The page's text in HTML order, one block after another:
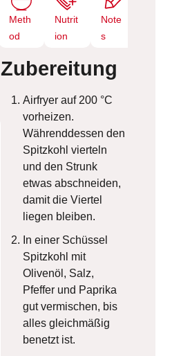
Meth
od
Nutrit
ion
Note
s
Zubereitung
Airfryer auf 200 °C
vorheizen.
Währenddessen den
Spitzkohl vierteln
und den Strunk
etwas abschneiden,
damit die Viertel
liegen bleiben.
In einer Schüssel
Spitzkohl mit
Olivenöl, Salz,
Pfeffer und Paprika
gut vermischen, bis
alles gleichmäßig
benetzt ist.